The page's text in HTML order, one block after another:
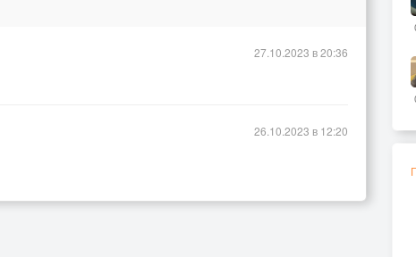
27.10.2023 в 20:36
26.10.2023 в 12:20